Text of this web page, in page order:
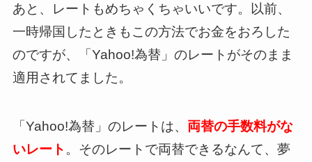
あと、レートもめちゃくちゃいいです。以前、
一時帰国したときもこの方法でお金をおろした
のですが、「Yahoo!為替」のレートがそのまま
適用されてました。
「Yahoo!為替」のレートは、 両替の手数料がな
いレート 。そのレートで両替できるなんて、夢